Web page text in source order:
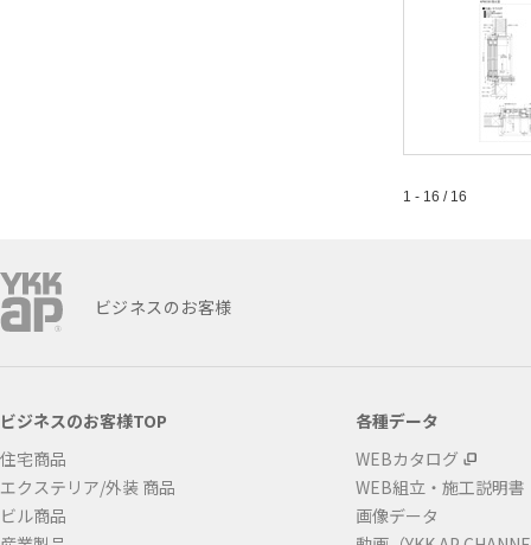
1 - 16 / 16
ビジネスのお客様
ビジネスのお客様TOP
住宅商品
エクステリア/外装 商品
ビル商品
各種データ
WEBカタログ
WEB組立・施工説明書
画像データ